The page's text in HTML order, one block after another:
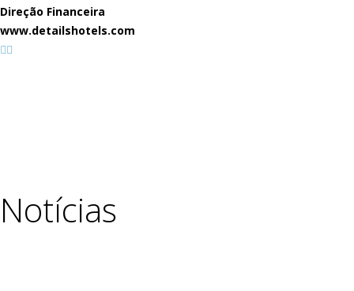
Direção Financeira
www.detailshotels.com
Notícias